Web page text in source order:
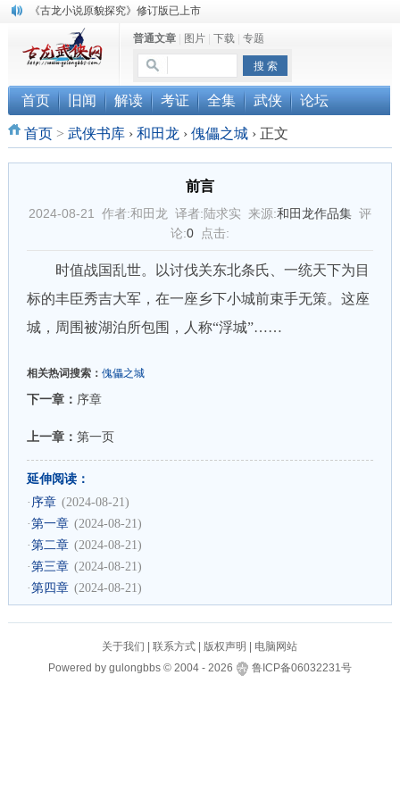
《古龙小说原貌探究》修订版已上市
顾雪衣《古龙武侠小说知见录》上市
“武侠书库”查缺补漏活动圆满结束
普通文章| 图片| 下载| 专题
首页 旧闻 解读 考证 全集 武侠 论坛
首页> 武侠书库 › 和田龙 › 傀儡之城 ›正文
前言
2024-08-21 作者:和田龙 译者:陆求实 来源:和田龙作品集评
论:0点击:
时值战国乱世。以讨伐关东北条氏、一统天下为目
标的丰臣秀吉大军，在一座乡下小城前束手无策。这座
城，周围被湖泊所包围，人称“浮城”……
相关热词搜索： 傀儡之城
下一章： 序章
上一章： 第一页
延伸阅读：
· 序章 (2024-08-21)
·第一章 (2024-08-21)
·第二章 (2024-08-21)
·第三章 (2024-08-21)
·第四章 (2024-08-21)
关于我们 |联系方式 版权声明
电脑网站
Powered by gulongbbs ©2004 - 2026 鲁ICP备06032231号